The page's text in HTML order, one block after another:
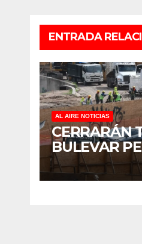
ENTRADA
AL AIRE NOTICIAS
CERRARÁN
BULEVAR
PARA
ANTES DEL